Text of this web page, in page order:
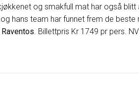
og smakfull mat har også blitt
hans team har funnet frem de
Raventos. Billettpris Kr 1749 pr pers.